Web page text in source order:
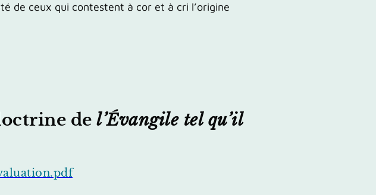
de ceux qui contestent à cor et à cri l’origine
de l’Évangile tel qu’il